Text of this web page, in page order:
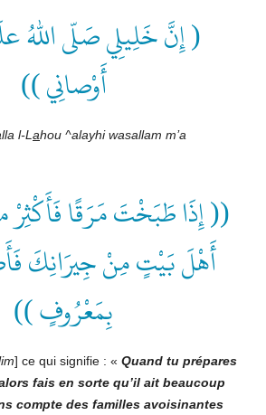
( إِنَّ خَلِيلِي صَلّى اللهُ
أَوْصانِي ))
l-L ahou ^alayhi wasallam m’a
(( إِذَا طَبَخْتَ مَرَقًا فَأَكْثِرْ
أَهْلَ بَيْتٍ مِنْ جِيرَانِكَ
بِمَعْرُوفٍ ))
] ce qui signifie : « Quand tu prépares
fais en sorte qu’il ait beaucoup
compte des familles avoisinantes